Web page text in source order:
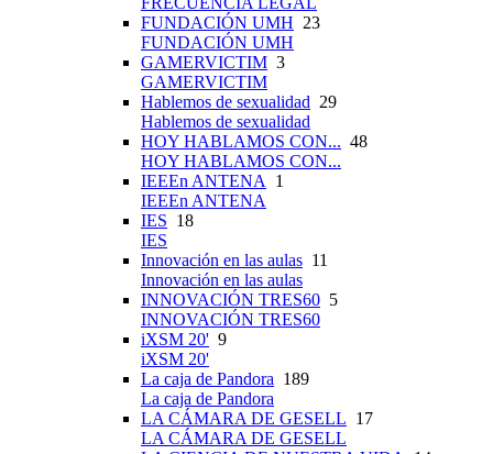
FUNDACIÓN UMH 23
FUNDACIÓN UMH
GAMERVICTIM 3
GAMERVICTIM
Hablemos de sexualidad 29
Hablemos de sexualidad
HOY HABLAMOS CON... 48
HOY HABLAMOS CON...
IEEEn ANTENA
1
IEEEn ANTENA
IES 18
IES
Innovación en las aulas 11
Innovación en las aulas
INNOVACIÓN TRES60 5
INNOVACIÓN TRES60
iXSM 20' 9
iXSM 20'
La caja de Pandora 189
La caja de Pandora
LA CÁMARA DE GESELL 17
LA CÁMARA DE GESELL